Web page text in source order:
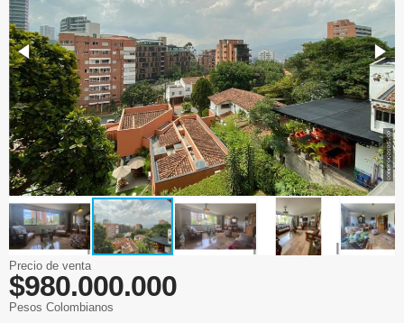
Precio de venta
$980.000.000
Pesos Colombianos